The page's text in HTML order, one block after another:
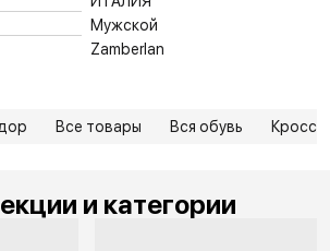
Мужской
Zamberlan
Все товары Вся обувь
и категории